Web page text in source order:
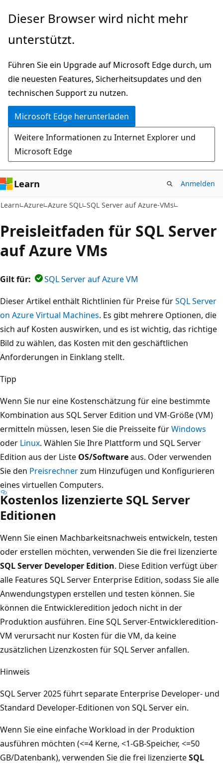
Zu
wechseln
Dieser Browser wird nicht mehr
unterstützt.
Führen Sie ein Upgrade auf Microsoft Edge durch, um
die neuesten Features, Sicherheitsupdates und den
technischen Support zu nutzen.
Microsoft Edge herunterladen
Weitere Informationen zu Internet Explorer und
Microsoft Edge
Learn Anmelden
Learn Azure Azure SQL SQL Server auf Azure-VMs
Preisleitfaden für SQL Server
auf Azure VMs
Gilt für:
SQL Server auf Azure VM
Dieser Artikel enthält Richtlinien für Preise fürSQL Server
on Azure Virtual Machines. Es gibt mehrere Optionen, die
sich auf Kosten auswirken, und es ist wichtig, das richtige
Bild zu wählen, das Kosten mit den geschäftlichen
Anforderungen in Einklang stellt.
Tipp
Wenn Sie nur eine Kostenschätzung für eine bestimmte
Kombination aus SQL Server Edition und VM-Größe (VM)
ermitteln müssen, lesen Sie die Preisseite fürWindows
oder Linux. Wählen Sie Ihre Plattform und SQL Server
Edition aus der Liste OS/Softwareaus. Oder verwenden
Sie den Preisrechnerzum Hinzufügen und Konfigurieren
eines virtuellen Computers.
Kostenlos lizenzierte SQL Server
Editionen
Wenn Sie einen Machbarkeitsnachweis entwickeln, testen
oder erstellen möchten, verwenden Sie die frei lizenzierte
SQL Server Developer Edition. Diese Edition verfügt über
alle Features SQL Server Enterprise Edition, sodass Sie alle
Anwendungstypen erstellen und testen können. Sie
können die Entwickleredition jedoch nicht in der
Produktion ausführen. Eine SQL Server-Entwickleredition-
VM verursacht nur Kosten für die VM, da keine
zusätzlichen Lizenzkosten für SQL Server anfallen.
Hinweis
SQL Server 2025 führt separate Enterprise Developer- und
Standard Developer-Editionen von SQL Server ein.
Wenn Sie eine einfache Workload in der Produktion
ausführen möchten (<=4 Kerne, <1-GB-Speicher, <=50
GB/Datenbank), verwenden Sie die frei lizenzierteSQL